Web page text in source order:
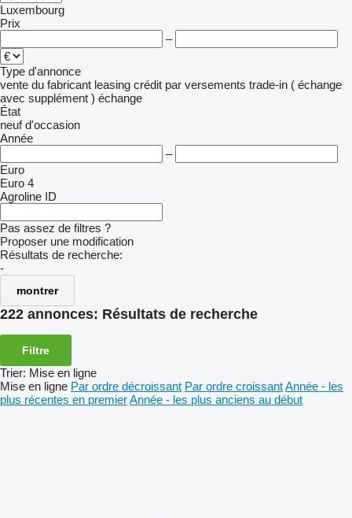
Luxembourg
Prix
–
Type d'annonce
vente du fabricant leasing crédit par versements trade-in ( échange
avec supplément ) échange
État
neuf d'occasion
Année
–
Euro
Euro 4
Agroline ID
Pas assez de filtres ?
Proposer une modification
Résultats de recherche:
-
montrer
222 annonces: Résultats de recherche
Filtre
Trier: Mise en ligne
Mise en ligne Par ordre décroissant Par ordre croissantAnnée - les
plus récentes en premierAnnée - les plus anciens au début